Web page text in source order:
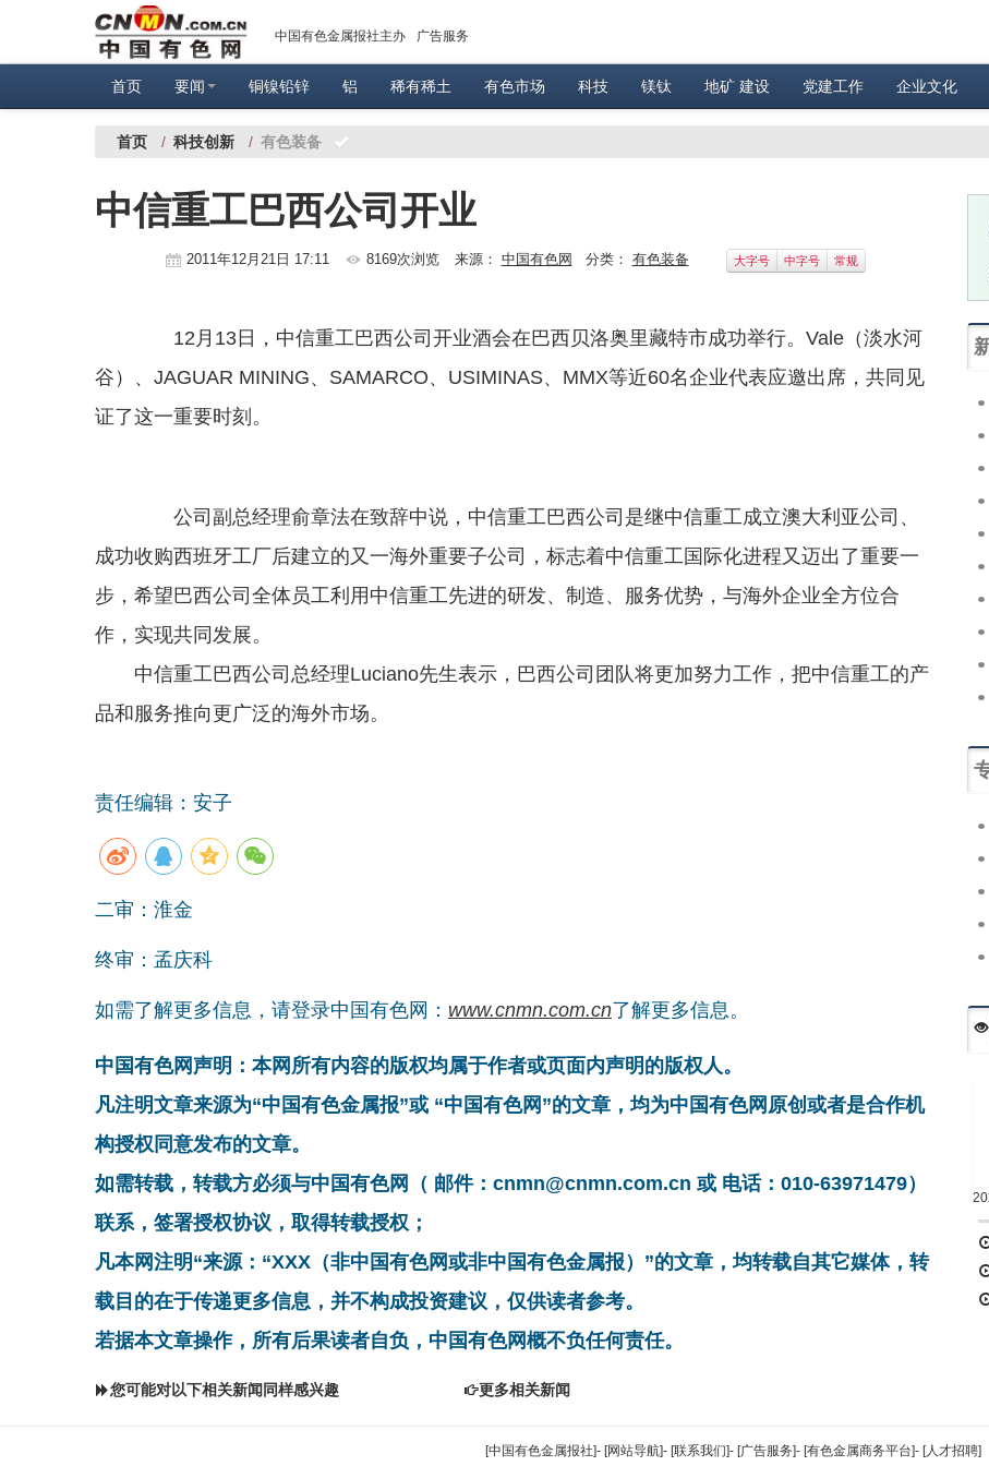
中国有色金属报社主办 广告服务
首页 要闻 铜镍铅锌 铝 稀有稀土 有色市场 科技 镁钛 地矿 建设 党建工作 企业文化
首页 / 科技创新 / 有色装备
中信重工巴西公司开业
2011年12月21日 17:11 8169次浏览 来源： 中国有色网 分类： 有色装备 大字号 中字号 常规
12月13日，中信重工巴西公司开业酒会在巴西贝洛奥里藏特市成功举行。Vale（淡水河
谷）、JAGUAR MINING、SAMARCO、USIMINAS、MMX等近60名企业代表应邀出席，共同见
证了这一重要时刻。
公司副总经理俞章法在致辞中说，中信重工巴西公司是继中信重工成立澳大利亚公司、
成功收购西班牙工厂后建立的又一海外重要子公司，标志着中信重工国际化进程又迈出了重要一
步，希望巴西公司全体员工利用中信重工先进的研发、制造、服务优势，与海外企业全方位合
作，实现共同发展。
中信重工巴西公司总经理Luciano先生表示，巴西公司团队将更加努力工作，把中信重工的产
品和服务推向更广泛的海外市场。
责任编辑：安子
二审：淮金
终审：孟庆科
如需了解更多信息，请登录中国有色网： www.cnmn.com.cn了解更多信息。
中国有色网声明：本网所有内容的版权均属于作者或页面内声明的版权人。
凡注明文章来源为“中国有色金属报”或 “中国有色网”的文章，均为中国有色网原创或者是合作机
构授权同意发布的文章。
如需转载，转载方必须与中国有色网（ 邮件：cnmn@cnmn.com.cn 或 电话：010-63971479）
联系，签署授权协议，取得转载授权；
凡本网注明“来源：“XXX（非中国有色网或非中国有色金属报）”的文章，均转载自其它媒体，转
载目的在于传递更多信息，并不构成投资建议，仅供读者参考。
若据本文章操作，所有后果读者自负，中国有色网概不负任何责任。
您可能对以下相关新闻同样感兴趣 更多相关新闻
[中国有色金属报社]- [网站导航]- [联系我们]- [广告服务]- [有色金属商务平台]- [人才招聘]